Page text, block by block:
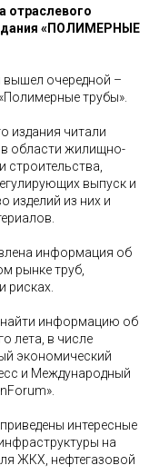
отраслевого
«ПОЛИМЕРНЫЕ
вышел очередной –
трубы».
издания читали
в области жилищно-
строительства,
выпуск и
изделий из них и
информация об
рынке труб,
рисках.
информацию об
лета, в числе
экономический
и Международный
интересные
на
ЖКХ, нефтегазовой